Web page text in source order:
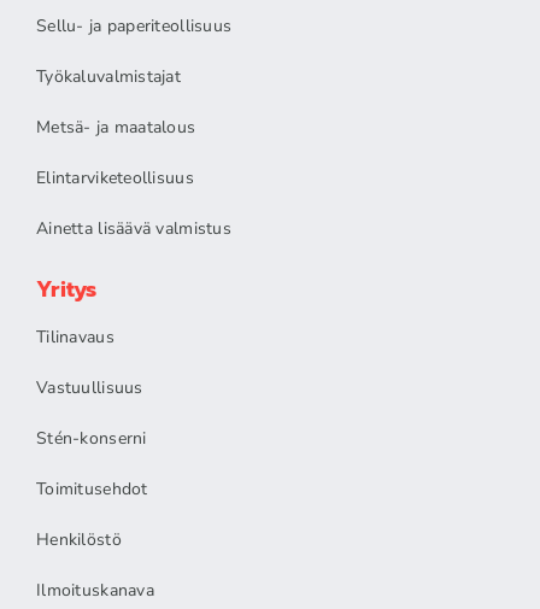
Sellu- ja paperiteollisuus
Työkaluvalmistajat
Metsä- ja maatalous
Elintarviketeollisuus
Ainetta lisäävä valmistus
Yritys
Tilinavaus
Vastuullisuus
Stén-konserni
Toimitusehdot
Henkilöstö
Ilmoituskanava